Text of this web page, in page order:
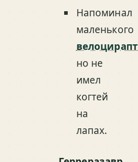
Напоминал
маленького
но не
имел
когтей
на
лапах.